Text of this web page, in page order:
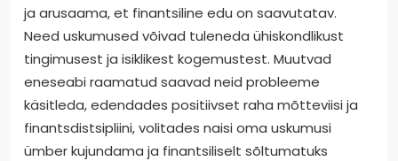
ja arusaama, et finantsiline edu on saavutatav.
Need uskumused võivad tuleneda ühiskondlikust
tingimusest ja isiklikest kogemustest. Muutvad
eneseabi raamatud saavad neid probleeme
käsitleda, edendades positiivset raha mõtteviisi ja
finantsdistsipliini, volitades naisi oma uskumusi
ümber kujundama ja finantsiliselt sõltumatuks